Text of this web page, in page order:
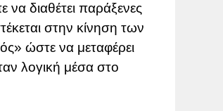
διαθέτει παράξενες
στην κίνηση των
ώστε να μεταφέρει
λογική μέσα στο